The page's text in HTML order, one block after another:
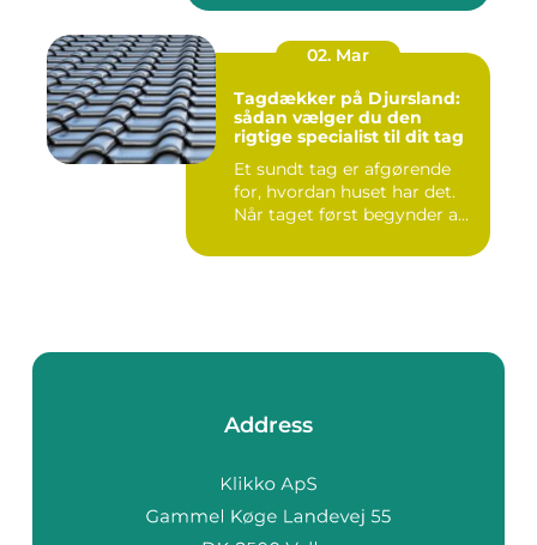
02. Mar
Tagdækker på Djursland:
sådan vælger du den
rigtige specialist til dit tag
Et sundt tag er afgørende
for, hvordan huset har det.
Når taget først begynder a...
Address